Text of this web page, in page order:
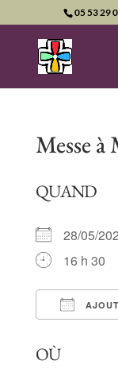
05 53 29
Messe à
QUAND
28/05/
16 h 30
OÙ